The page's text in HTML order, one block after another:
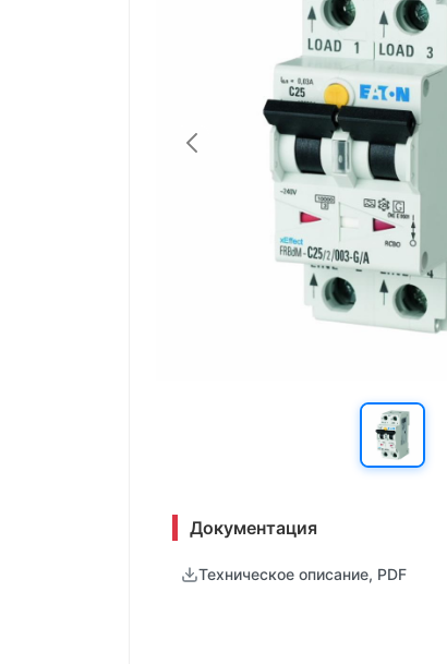
Документация
Техническое описание, PDF